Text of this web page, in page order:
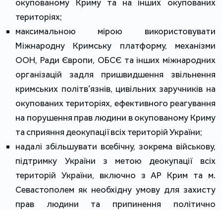
окупованому Криму та на інших окупованих
територіях;
максимальною мірою використовувати
Міжнародну Кримську платформу, механізми
ООН, Ради Європи, ОБСЄ та інших міжнародних
організацій задля пришвидшення звільнення
кримських політв’язнів, цивільних заручників на
окупованих територіях, ефективного реагування
на порушення прав людини в окупованому Криму
та сприяння деокупації всіх територій України;
надалі збільшувати всебічну, зокрема військову,
підтримку України з метою деокупації всіх
територій України, включно з АР Крим та м.
Севастополем як необхідну умову для захисту
прав людини та припинення політично